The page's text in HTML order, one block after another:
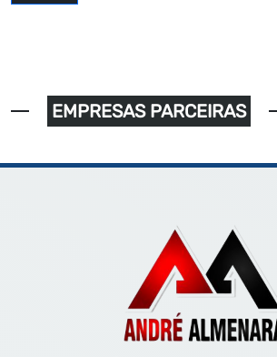
EMPRESAS PARCEIRAS